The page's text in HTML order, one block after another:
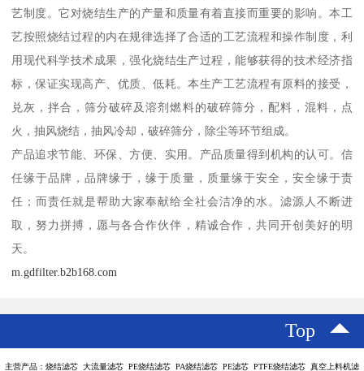
艺制度。它对烧结生产的产量和质量有着直接而重要的影响。本工
艺按照烧结过程的内在规律选择了合适的工艺流程和操作制度，利
用现代科学技术成果，强化烧结生产过程，能够获得的技术经济指
标，保证实现高产、优质、低耗。本生产工艺流程有原料的接受，
兑灰，拌合，筛分破碎及溶剂燃料的破碎筛分，配料，混料，点
火，抽风烧结，抽风冷却，破碎筛分，除尘等环节组成。
产品追求节能、环保、方便、实用。产品质量得到机构的认可。信
任缘于品牌，品牌缘于，缘于质量，质量缘于安全，安全缘于责
任；而责任就是帮助大家奉献给全社会洁净的水。滤源人不断进
取，努力拼搏，愿与各合作伙伴，精诚合作，共同开创美好的明
天。
m.gdfilter.b2b168.com
Top
主营产品：烧结滤芯 大流量滤芯 PE烧结滤芯 PA烧结滤芯 PE滤芯 PTFE烧结滤芯 真空上料机滤